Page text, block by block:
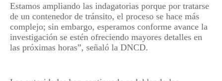
Estamos ampliando las indagatorias porque por tratarse
de un contenedor de tránsito, el proceso se hace más
complejo; sin embargo, esperamos conforme avance la
investigación se estén ofreciendo mayores detalles en
las próximas horas”, señaló la DNCD.